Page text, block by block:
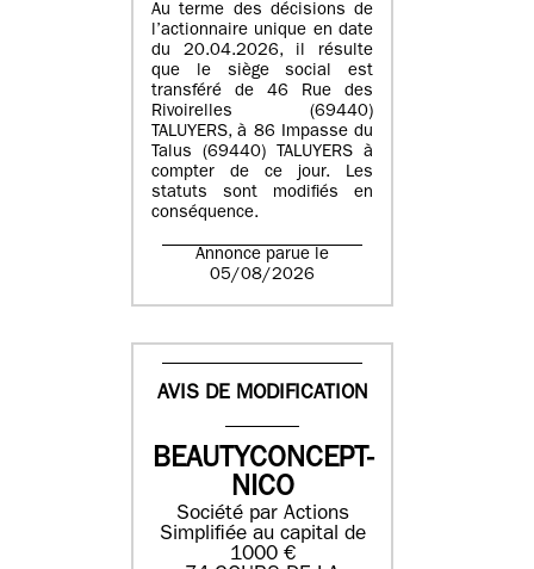
Au terme des décisions de
l’actionnaire unique en date
du 20.04.2026, il résulte
que le siège social est
transféré de 46 Rue des
Rivoirelles (69440)
TALUYERS, à 86 Impasse du
Talus (69440) TALUYERS à
compter de ce jour. Les
statuts sont modifiés en
conséquence.
Annonce parue le
05/08/2026
AVIS DE MODIFICATION
BEAUTYCONCEPT-
NICO
Société par Actions
Simplifiée au capital de
1000 €